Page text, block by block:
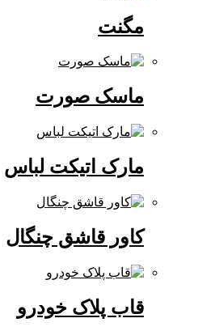
ماسک صورت
مارک اتیکت لباس
کاور قاشق چنگال
قاب پلاک خودرو